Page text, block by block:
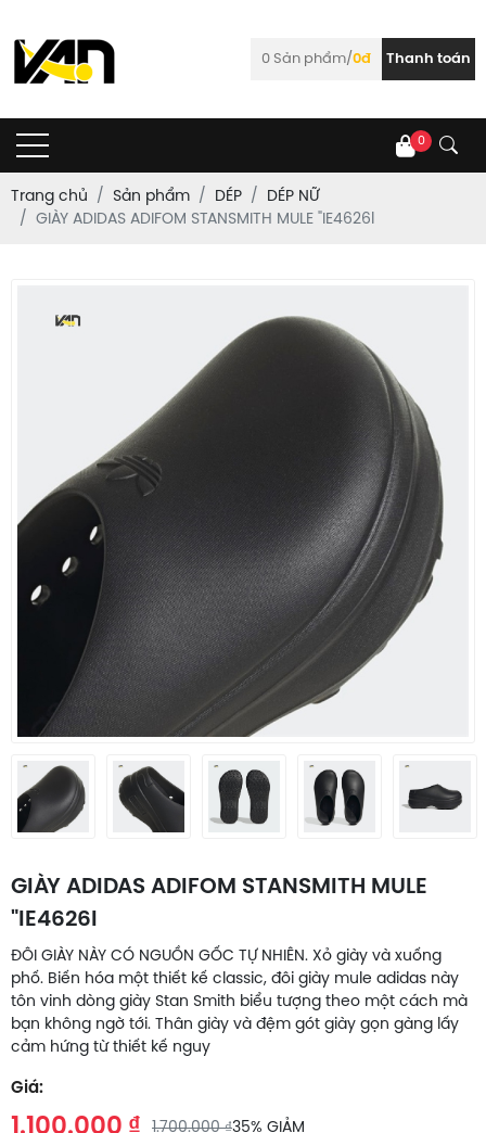
0 Sản phẩm/0đ Thanh toán
0
Trang chủ Sản phẩm DÉP
DÉP NỮ
GIÀY ADIDAS ADIFOM STANSMITH MULE "IE4626l
GIÀY ADIDAS ADIFOM STANSMITH MULE
"IE4626l
ĐÔI GIÀY NÀY CÓ NGUỒN GỐC TỰ NHIÊN. Xỏ giày và xuống
phố. Biến hóa một thiết kế classic, đôi giày mule adidas này
tôn vinh dòng giày Stan Smith biểu tượng theo một cách mà
bạn không ngờ tới. Thân giày và đệm gót giày gọn gàng lấy
cảm hứng từ thiết kế nguy
Giá:
1.100.000 ₫ 1.700.000 ₫35% GIẢM